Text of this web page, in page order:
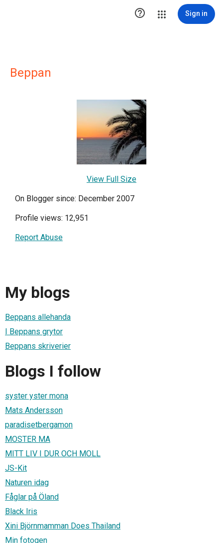
 Sign in
Beppan
View Full Size
On Blogger since: December 2007
Profile views: 12,951
Report Abuse
My blogs
Beppans allehanda
I Beppans grytor
Beppans skriverier
Blogs I follow
syster yster mona
Mats Andersson
paradisetbergamon
MOSTER MA
MITT LIV I DUR OCH MOLL
JS-Kit
Naturen idag
Fåglar på Öland
Black Iris
Xini Björnmamman Does Thailand
Min fotogen